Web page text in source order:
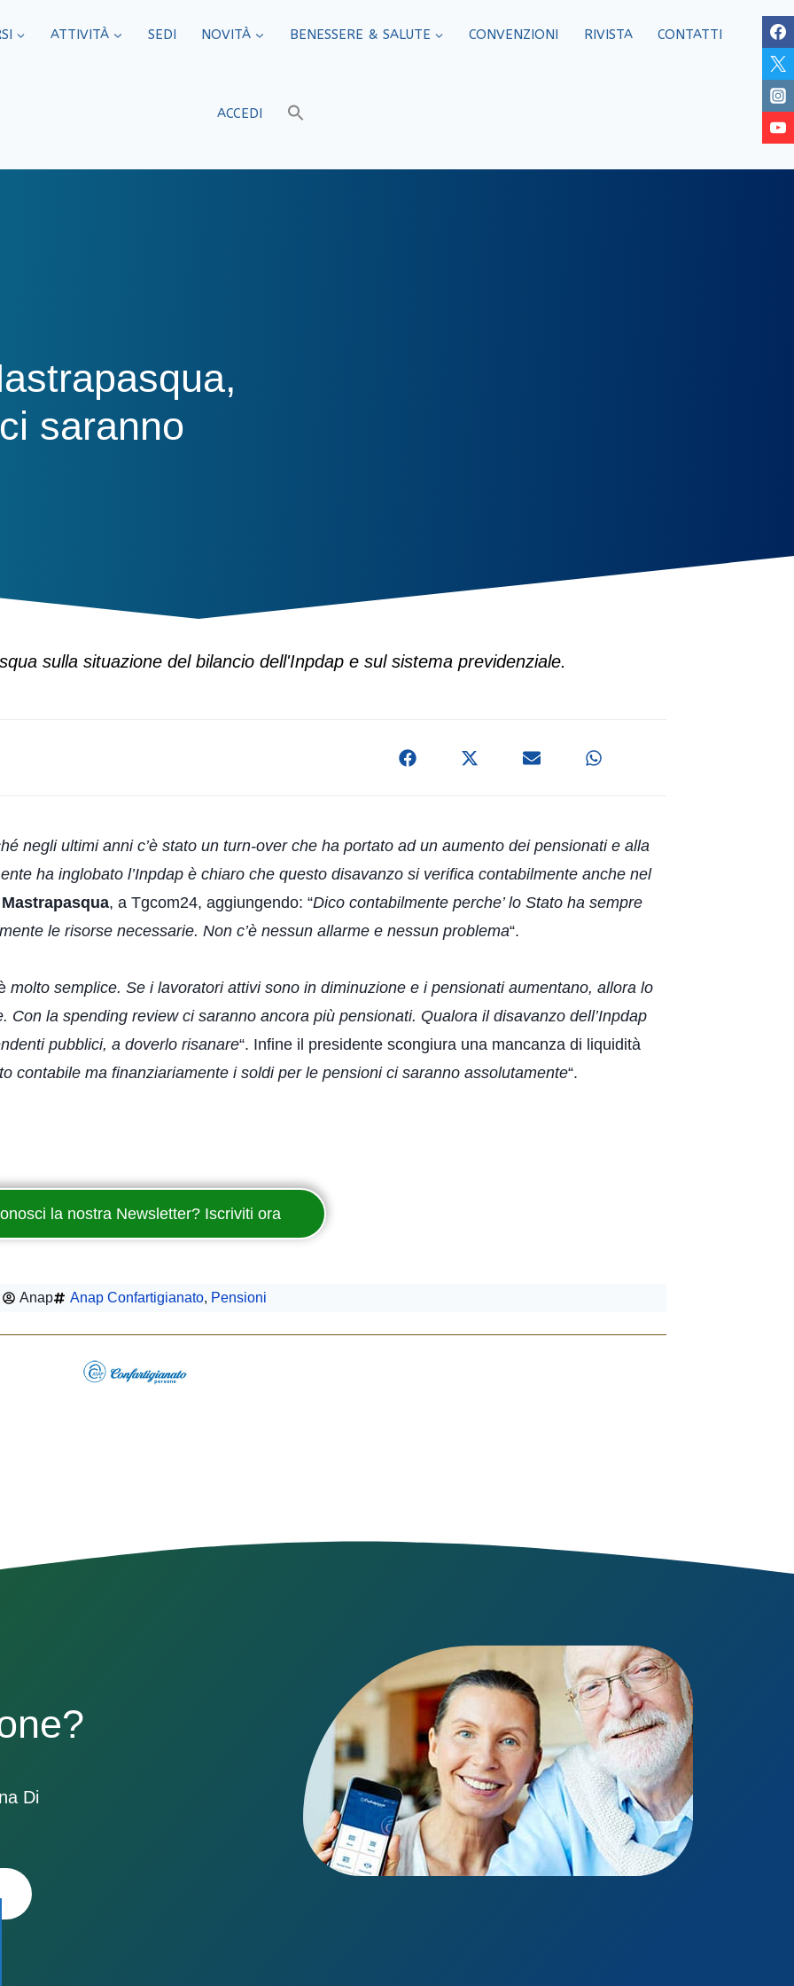
ATTIVITÀ SEDI​ NOVITÀ BENESSERE & SALUTE CONVENZIONI RIVISTA CONTATTI
ACCEDI
saranno
sulla situazione del bilancio dell'Inpdap e sul sistema previdenziale.
negli ultimi anni c’è stato un turn-over che ha portato ad un aumento dei pensionati e alla
ha inglobato l’Inpdap è chiaro che questo disavanzo si verifica contabilmente anche nel
, a Tgcom24, aggiungendo: “Dico contabilmente perche’ lo Stato ha sempre
le risorse necessarie. Non c’è nessun allarme e nessun problema“.
molto semplice. Se i lavoratori attivi sono in diminuzione e i pensionati aumentano, allora lo
la spending review ci saranno ancora più pensionati. Qualora il disavanzo dell’Inpdap
pubblici, a doverlo risanare“. Infine il presidente scongiura una mancanza di liquidità
contabile ma finanziariamente i soldi per le pensioni ci saranno assolutamente“.
la nostra Newsletter? Iscriviti ora
Anap Anap Confartigianato, Pensioni
Di